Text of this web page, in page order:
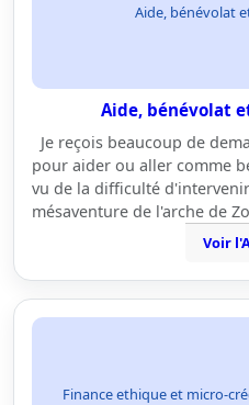
Aide, bénévolat
Aide, bénévolat
Je reçois beaucoup de
pour aider ou aller comme
vu de la difficulté
mésaventure de l'arche de
Voir
Finance ethique et micro-